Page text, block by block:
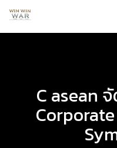
C asean